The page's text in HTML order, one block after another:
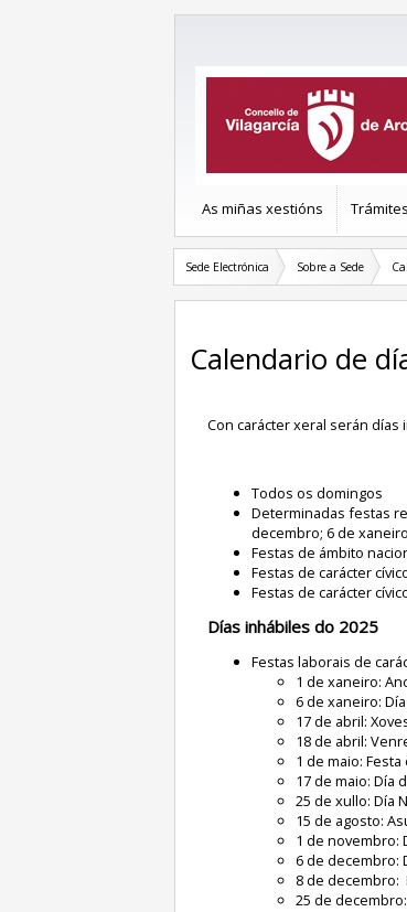
As miñas xestións Trámites
Sede Electrónica Sobre a Sede
Calendario de
Con carácter xeral serán días
Todos os domingos
Determinadas festas
decembro; 6 de xaneiro
Festas de ámbito
Festas de carácter
Festas de carácter
Días inhábiles do 2025
Festas laborais de
1 de xaneiro:
6 de xaneiro:
17 de abril:
18 de abril:
1 de maio:
17 de maio: Día
25 de xullo: Día
15 de agosto:
1 de novembro:
6 de decembro:
8 de decembro:
25 de